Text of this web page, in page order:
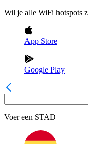
Wil je alle WiFi hotspots
App Store
Google Play
Voer een STAD